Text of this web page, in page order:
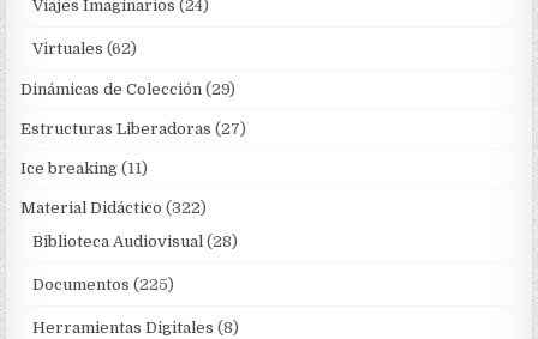
Viajes Imaginarios (24)
Virtuales (62)
Dinámicas de Colección (29)
Estructuras Liberadoras (27)
Ice breaking (11)
Material Didáctico (322)
Biblioteca Audiovisual (28)
Documentos (225)
Herramientas Digitales (8)